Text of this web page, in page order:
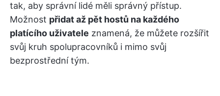
tak, aby správní lidé měli správný přístup.
Možnost přidat až pět hostů na každého
platícího uživatele znamená, že můžete rozšířit
svůj kruh spolupracovníků i mimo svůj
bezprostřední tým.